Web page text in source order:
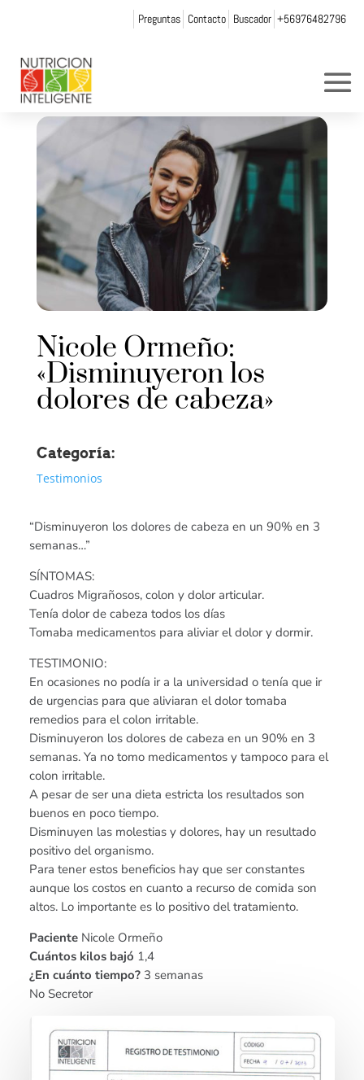
Preguntas Contacto Buscador +56976482796
Nicole Ormeño:
«Disminuyeron los
dolores de cabeza»
Categoría:
Testimonios
“Disminuyeron los dolores de cabeza en un 90% en 3
semanas…”
SÍNTOMAS:
Cuadros Migrañosos, colon y dolor articular.
Tenía dolor de cabeza todos los días
Tomaba medicamentos para aliviar el dolor y dormir.
TESTIMONIO:
En ocasiones no podía ir a la universidad o tenía que ir
de urgencias para que aliviaran el dolor tomaba
remedios para el colon irritable.
Disminuyeron los dolores de cabeza en un 90% en 3
semanas. Ya no tomo medicamentos y tampoco para el
colon irritable.
A pesar de ser una dieta estricta los resultados son
buenos en poco tiempo.
Disminuyen las molestias y dolores, hay un resultado
positivo del organismo.
Para tener estos beneficios hay que ser constantes
aunque los costos en cuanto a recurso de comida son
altos. Lo importante es lo positivo del tratamiento.
Paciente Nicole Ormeño
Cuántos kilos bajó 1,4
¿En cuánto tiempo? 3 semanas
No Secretor